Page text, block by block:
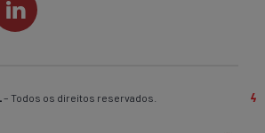
– Todos os direitos reservados.